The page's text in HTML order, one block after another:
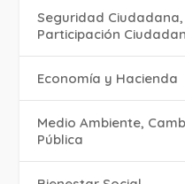
Seguridad Ciudadana,
Participación
Economía y Hacienda
Medio Ambiente,
Pública